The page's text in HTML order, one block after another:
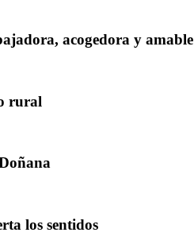
acogedora y amable
rural
los sentidos